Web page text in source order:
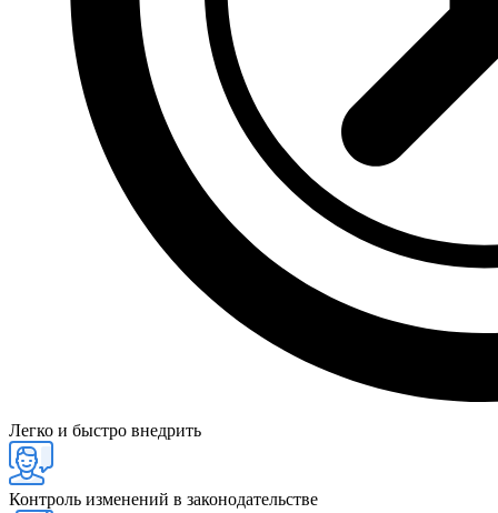
Легко и быстро внедрить
Контроль изменений в законодательстве